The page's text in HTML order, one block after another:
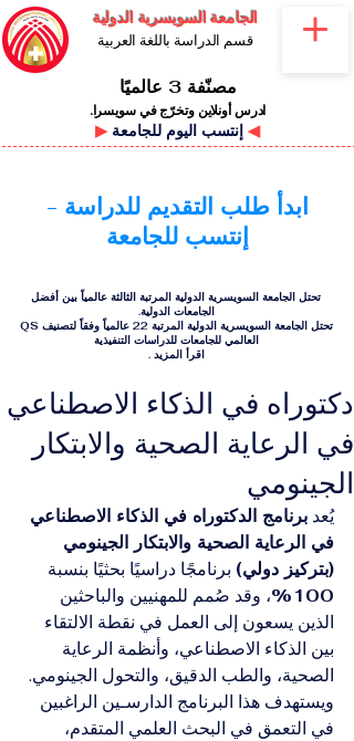
الجامعة السويسرية الدولية
قسم الدراسة باللغة العربية
مصنّفة 3 عالميًا
ادرس أونلاين وتخرّج في سويسرا.
▶ ◀
ابدأ طلب التقديم للدراسة -
إنتسب للجامعة
تحتل الجامعة السويسرية الدولية المرتبة الثالثة عالمياً بين أفضل
الجامعات الدولية.
تحتل الجامعة السويسرية الدولية المرتبة 22 عالمياً وفقاً لتصنيف QS
العالمي للجامعات للدراسات التنفيذية
اقرأ المزيد .
دكتوراه في الذكاء الاصطناعي
في الرعاية الصحية والابتكار
الجينومي
يُعد برنامج الدكتوراه في الذكاء الاصطناعي
في الرعاية الصحية والابتكار الجينومي
(بتركيز دولي) برنامجًا دراسيًا بحثيًا بنسبة
100%
، وقد صُمم للمهنيين والباحثين
الذين يسعون إلى العمل في نقطة الالتقاء
بين الذكاء الاصطناعي، وأنظمة الرعاية
الصحية، والطب الدقيق، والتحول الجينومي.
ويستهدف هذا البرنامج الدارسـين الراغبين
في التعمق في البحث العلمي المتقدم،